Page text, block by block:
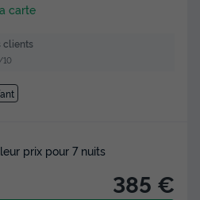
carte
clients
prix pour 7 nuits
385 €